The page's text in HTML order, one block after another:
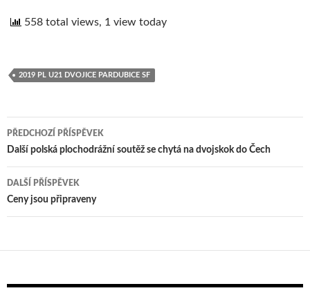
558 total views, 1 view today
2019 PL U21 DVOJICE PARDUBICE SF
Navigace
pro
příspěvek
PŘEDCHOZÍ PŘÍSPĚVEK
Další polská plochodrážní soutěž se chytá na dvojskok do Čech
DALŠÍ PŘÍSPĚVEK
Ceny jsou připraveny